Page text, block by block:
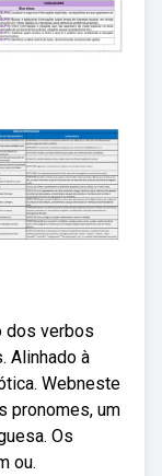
dos verbos
Alinhado à
Webneste
pronomes, um
Os
ou.